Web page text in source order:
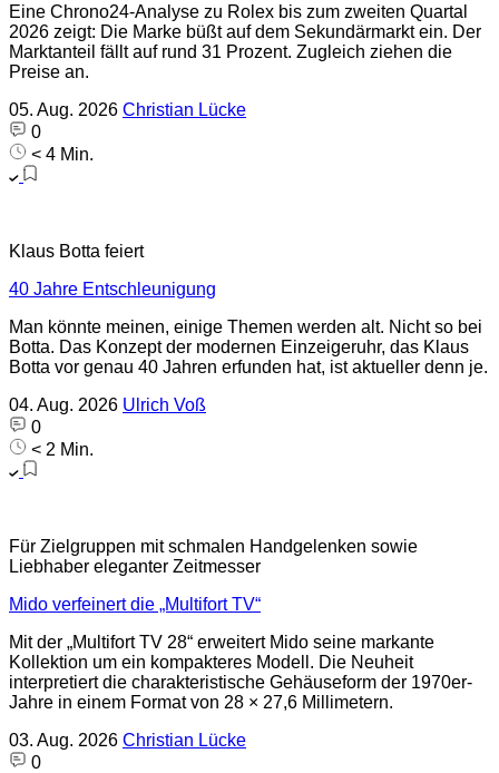
Eine Chrono24-Analyse zu Rolex bis zum zweiten Quartal
2026 zeigt: Die Marke büßt auf dem Sekundärmarkt ein. Der
Marktanteil fällt auf rund 31 Prozent. Zugleich ziehen die
Preise an.
05. Aug. 2026 Christian Lücke
0
< 4 Min.
Klaus Botta feiert
40 Jahre Entschleunigung
Man könnte meinen, einige Themen werden alt. Nicht so bei
Botta. Das Konzept der modernen Einzeigeruhr, das Klaus
Botta vor genau 40 Jahren erfunden hat, ist aktueller denn je.
04. Aug. 2026 Ulrich Voß
0
< 2 Min.
Für Zielgruppen mit schmalen Handgelenken sowie
Liebhaber eleganter Zeitmesser
Mido verfeinert die „Multifort TV“
Mit der „Multifort TV 28“ erweitert Mido seine markante
Kollektion um ein kompakteres Modell. Die Neuheit
interpretiert die charakteristische Gehäuseform der 1970er-
Jahre in einem Format von 28 × 27,6 Millimetern.
03. Aug. 2026 Christian Lücke
0